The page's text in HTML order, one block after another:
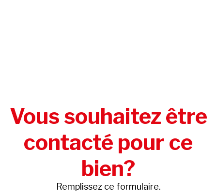
Vous souhaitez être
contacté pour ce
bien?
Remplissez ce formulaire.